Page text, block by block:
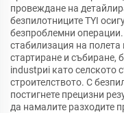
провеждане на
безпилотниците TYI
безпроблемни
стабилизация на полета
стартиране и събиране,
industриi като селското
строителството. С
постигнете прецизни
да намалите разходите